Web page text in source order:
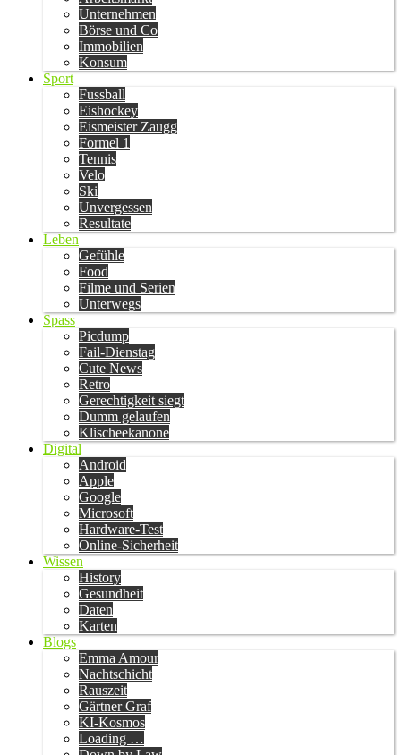
Unternehmen
Börse und Co
Immobilien
Konsum
Sport
Fussball
Eishockey
Eismeister Zaugg
Formel 1
Tennis
Velo
Ski
Unvergessen
Resultate
Leben
Gefühle
Food
Filme und Serien
Unterwegs
Spass
Picdump
Fail-Dienstag
Cute News
Retro
Gerechtigkeit siegt
Dumm gelaufen
Klischeekanone
Digital
Android
Apple
Google
Microsoft
Hardware-Test
Online-Sicherheit
Wissen
History
Gesundheit
Daten
Karten
Blogs
Emma Amour
Nachtschicht
Rauszeit
Gärtner Graf
KI-Kosmos
Loading …